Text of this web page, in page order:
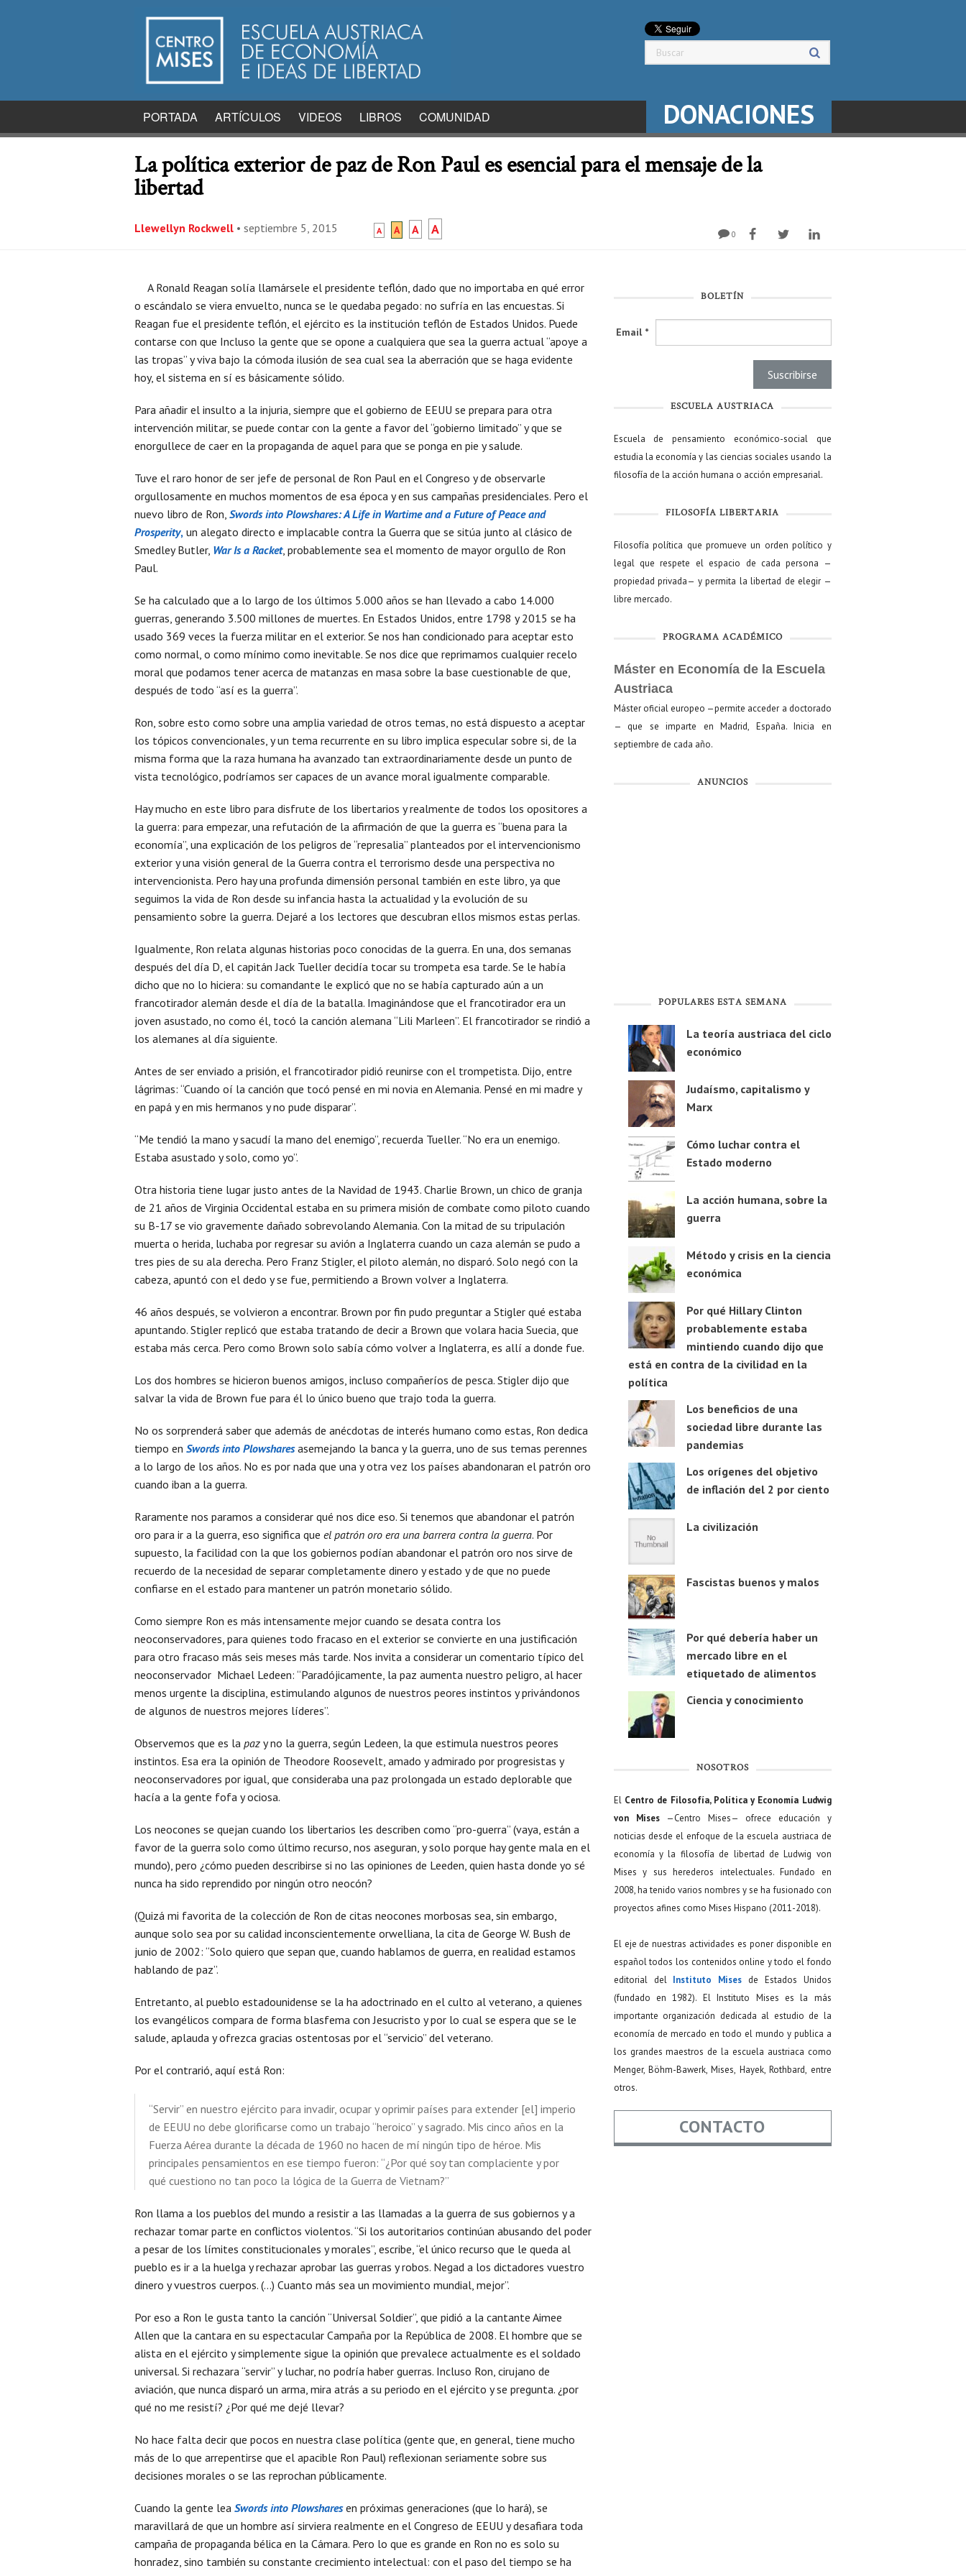
PORTADA ARTÍCULOS VIDEOS LIBROS COMUNIDAD DONACIONES
La política exterior de paz de Ron Paul es esencial para el mensaje de la
libertad
Llewellyn Rockwell • septiembre 5, 2015 A A A A 0
A Ronald Reagan solía llamársele el presidente teflón, dado que no importaba en qué error
o escándalo se viera envuelto, nunca se le quedaba pegado: no sufría en las encuestas. Si
Reagan fue el presidente teflón, el ejército es la institución teflón de Estados Unidos. Puede
contarse con que Incluso la gente que se opone a cualquiera que sea la guerra actual “apoye a
las tropas” y viva bajo la cómoda ilusión de sea cual sea la aberración que se haga evidente
hoy, el sistema en sí es básicamente sólido.
Para añadir el insulto a la injuria, siempre que el gobierno de EEUU se prepara para otra
intervención militar, se puede contar con la gente a favor del “gobierno limitado” y que se
enorgullece de caer en la propaganda de aquel para que se ponga en pie y salude.
Tuve el raro honor de ser jefe de personal de Ron Paul en el Congreso y de observarle
orgullosamente en muchos momentos de esa época y en sus campañas presidenciales. Pero el
nuevo libro de Ron, Swords into Plowshares: A Life in Wartime and a Future of Peace and
Prosperity, un alegato directo e implacable contra la Guerra que se sitúa junto al clásico de
Smedley Butler, War Is a Racket, probablemente sea el momento de mayor orgullo de Ron
Paul.
Se ha calculado que a lo largo de los últimos 5.000 años se han llevado a cabo 14.000
guerras, generando 3.500 millones de muertes. En Estados Unidos, entre 1798 y 2015 se ha
usado 369 veces la fuerza militar en el exterior. Se nos han condicionado para aceptar esto
como normal, o como mínimo como inevitable. Se nos dice que reprimamos cualquier recelo
moral que podamos tener acerca de matanzas en masa sobre la base cuestionable de que,
después de todo “así es la guerra”.
Ron, sobre esto como sobre una amplia variedad de otros temas, no está dispuesto a aceptar
los tópicos convencionales, y un tema recurrente en su libro implica especular sobre si, de la
misma forma que la raza humana ha avanzado tan extraordinariamente desde un punto de
vista tecnológico, podríamos ser capaces de un avance moral igualmente comparable.
Hay mucho en este libro para disfrute de los libertarios y realmente de todos los opositores a
la guerra: para empezar, una refutación de la afirmación de que la guerra es “buena para la
economía”, una explicación de los peligros de “represalia” planteados por el intervencionismo
exterior y una visión general de la Guerra contra el terrorismo desde una perspectiva no
intervencionista. Pero hay una profunda dimensión personal también en este libro, ya que
seguimos la vida de Ron desde su infancia hasta la actualidad y la evolución de su
pensamiento sobre la guerra. Dejaré a los lectores que descubran ellos mismos estas perlas.
Igualmente, Ron relata algunas historias poco conocidas de la guerra. En una, dos semanas
después del día D, el capitán Jack Tueller decidía tocar su trompeta esa tarde. Se le había
dicho que no lo hiciera: su comandante le explicó que no se había capturado aún a un
francotirador alemán desde el día de la batalla. Imaginándose que el francotirador era un
joven asustado, no como él, tocó la canción alemana “Lili Marleen”. El francotirador se rindió a
los alemanes al día siguiente.
Antes de ser enviado a prisión, el francotirador pidió reunirse con el trompetista. Dijo, entre
lágrimas: “Cuando oí la canción que tocó pensé en mi novia en Alemania. Pensé en mi madre y
en papá y en mis hermanos y no pude disparar”.
“Me tendió la mano y sacudí la mano del enemigo”, recuerda Tueller. “No era un enemigo.
Estaba asustado y solo, como yo”.
Otra historia tiene lugar justo antes de la Navidad de 1943. Charlie Brown, un chico de granja
de 21 años de Virginia Occidental estaba en su primera misión de combate como piloto cuando
su B-17 se vio gravemente dañado sobrevolando Alemania. Con la mitad de su tripulación
muerta o herida, luchaba por regresar su avión a Inglaterra cuando un caza alemán se pudo a
tres pies de su ala derecha. Pero Franz Stigler, el piloto alemán, no disparó. Solo negó con la
cabeza, apuntó con el dedo y se fue, permitiendo a Brown volver a Inglaterra.
46 años después, se volvieron a encontrar. Brown por fin pudo preguntar a Stigler qué estaba
apuntando. Stigler replicó que estaba tratando de decir a Brown que volara hacia Suecia, que
estaba más cerca. Pero como Brown solo sabía cómo volver a Inglaterra, es allí a donde fue.
Los dos hombres se hicieron buenos amigos, incluso compañeríos de pesca. Stigler dijo que
salvar la vida de Brown fue para él lo único bueno que trajo toda la guerra.
No os sorprenderá saber que además de anécdotas de interés humano como estas, Ron dedica
tiempo en Swords into Plowsharesasemejando la banca y la guerra, uno de sus temas perennes
a lo largo de los años. No es por nada que una y otra vez los países abandonaran el patrón oro
cuando iban a la guerra.
Raramente nos paramos a considerar qué nos dice eso. Si tenemos que abandonar el patrón
oro para ir a la guerra, eso significa que el patrón oro era una barrera contra la guerra. Por
supuesto, la facilidad con la que los gobiernos podían abandonar el patrón oro nos sirve de
recuerdo de la necesidad de separar completamente dinero y estado y de que no puede
confiarse en el estado para mantener un patrón monetario sólido.
Como siempre Ron es más intensamente mejor cuando se desata contra los
neoconservadores, para quienes todo fracaso en el exterior se convierte en una justificación
para otro fracaso más seis meses más tarde. Nos invita a considerar un comentario típico del
neoconservador Michael Ledeen: “Paradójicamente, la paz aumenta nuestro peligro, al hacer
menos urgente la disciplina, estimulando algunos de nuestros peores instintos y privándonos
de algunos de nuestros mejores líderes”.
Observemos que es la paz y no la guerra, según Ledeen, la que estimula nuestros peores
instintos. Esa era la opinión de Theodore Roosevelt, amado y admirado por progresistas y
neoconservadores por igual, que consideraba una paz prolongada un estado deplorable que
hacía a la gente fofa y ociosa.
Los neocones se quejan cuando los libertarios les describen como “pro-guerra” (vaya, están a
favor de la guerra solo como último recurso, nos aseguran, y solo porque hay gente mala en el
mundo), pero ¿cómo pueden describirse si no las opiniones de Leeden, quien hasta donde yo sé
nunca ha sido reprendido por ningún otro neocón?
(Quizá mi favorita de la colección de Ron de citas neocones morbosas sea, sin embargo,
aunque solo sea por su calidad inconscientemente orwelliana, la cita de George W. Bush de
junio de 2002: “Solo quiero que sepan que, cuando hablamos de guerra, en realidad estamos
hablando de paz”.
Entretanto, al pueblo estadounidense se la ha adoctrinado en el culto al veterano, a quienes
los evangélicos compara de forma blasfema con Jesucristo y por lo cual se espera que se le
salude, aplauda y ofrezca gracias ostentosas por el “servicio” del veterano.
Por el contrarió, aquí está Ron:
“Servir” en nuestro ejército para invadir, ocupar y oprimir países para extender [el] imperio
de EEUU no debe glorificarse como un trabajo “heroico” y sagrado. Mis cinco años en la
Fuerza Aérea durante la década de 1960 no hacen de mí ningún tipo de héroe. Mis
principales pensamientos en ese tiempo fueron: “¿Por qué soy tan complaciente y por
qué cuestiono no tan poco la lógica de la Guerra de Vietnam?”
Ron llama a los pueblos del mundo a resistir a las llamadas a la guerra de sus gobiernos y a
rechazar tomar parte en conflictos violentos. “Si los autoritarios continúan abusando del poder
a pesar de los límites constitucionales y morales”, escribe, “el único recurso que le queda al
pueblo es ir a la huelga y rechazar aprobar las guerras y robos. Negad a los dictadores vuestro
dinero y vuestros cuerpos. (…) Cuanto más sea un movimiento mundial, mejor”.
Por eso a Ron le gusta tanto la canción “Universal Soldier”, que pidió a la cantante Aimee
Allen que la cantara en su espectacular Campaña por la República de 2008. El hombre que se
alista en el ejército y simplemente sigue la opinión que prevalece actualmente es el soldado
universal. Si rechazara “servir” y luchar, no podría haber guerras. Incluso Ron, cirujano de
aviación, que nunca disparó un arma, mira atrás a su periodo en el ejército y se pregunta. ¿por
qué no me resistí? ¿Por qué me dejé llevar?
No hace falta decir que pocos en nuestra clase política (gente que, en general, tiene mucho
más de lo que arrepentirse que el apacible Ron Paul) reflexionan seriamente sobre sus
decisiones morales o se las reprochan públicamente.
Cuando la gente lea Swords into Plowsharesen próximas generaciones (que lo hará), se
maravillará de que un hombre así sirviera realmente en el Congreso de EEUU y desafiara toda
campaña de propaganda bélica en la Cámara. Pero lo que es grande en Ron no es solo su
honradez, sino también su constante crecimiento intelectual: con el paso del tiempo se ha
BOLETÍN
Email *
ESCUELA AUSTRIACA
Escuela de pensamiento económico-social que
estudia la economía y las ciencias sociales usando la
filosofía de la acción humana o acción empresarial.
FILOSOFÍA LIBERTARIA
Filosofía política que promueve un orden político y
legal que respete el espacio de cada persona —
propiedad privada— y permita la libertad de elegir —
libre mercado.
PROGRAMA ACADÉMICO
Máster en Economía de la Escuela
Austriaca
Máster oficial europeo —permite acceder a doctorado
— que se imparte en Madrid, España. Inicia en
septiembre de cada año.
ANUNCIOS
POPULARES ESTA SEMANA
La teoría austriaca del ciclo
económico
Judaísmo, capitalismo y
Marx
Cómo luchar contra el
Estado moderno
La acción humana, sobre la
guerra
Método y crisis en la ciencia
económica
Por qué Hillary Clinton
probablemente estaba
mintiendo cuando dijo que
está en contra de la civilidad en la
política
Los beneficios de una
sociedad libre durante las
pandemias
Los orígenes del objetivo
de inflación del 2 por ciento
La civilización
Fascistas buenos y malos
Por qué debería haber un
mercado libre en el
etiquetado de alimentos
Ciencia y conocimiento
NOSOTROS
El Centro de Filosofía, Política y Economía Ludwig
von Mises—Centro Mises— ofrece educación y
noticias desde el enfoque de la escuela austriaca de
economía y la filosofía de libertad de Ludwig von
Mises y sus herederos intelectuales. Fundado en
2008, ha tenido varios nombres y se ha fusionado con
proyectos afines como Mises Hispano (2011-2018).
El eje de nuestras actividades es poner disponible en
español todos los contenidos online y todo el fondo
editorial del Instituto Mises de Estados Unidos
(fundado en 1982). El Instituto Mises es la más
importante organización dedicada al estudio de la
economía de mercado en todo el mundo y publica a
los grandes maestros de la escuela austriaca como
Menger, Böhm-Bawerk, Mises, Hayek, Rothbard, entre
otros.
CONTACTO